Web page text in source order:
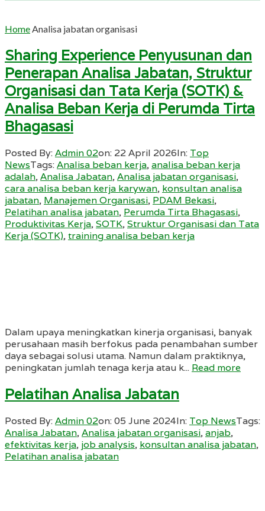
HomeAnalisa jabatan organisasi
Sharing Experience Penyusunan dan
Penerapan Analisa Jabatan, Struktur
Organisasi dan Tata Kerja (SOTK) &
Analisa Beban Kerja di Perumda Tirta
Bhagasasi
Posted By:Admin 02on: 22 April 2026In: Top
NewsTags:Analisa beban kerja,analisa beban kerja
adalah,Analisa Jabatan,Analisa jabatan organisasi,
cara analisa beban kerja karywan, konsultan analisa
jabatan, Manajemen Organisasi, PDAM Bekasi,
Pelatihan analisa jabatan, Perumda Tirta Bhagasasi,
Produktivitas Kerja,SOTK,Struktur Organisasi dan Tata
Kerja (SOTK),training analisa beban kerja
Dalam upaya meningkatkan kinerja organisasi, banyak
perusahaan masih berfokus pada penambahan sumber
daya sebagai solusi utama. Namun dalam praktiknya,
peningkatan jumlah tenaga kerja atau k... Read more
Pelatihan Analisa Jabatan
Posted By:Admin 02on:05 June 2024In: Top NewsTags:
Analisa Jabatan,Analisa jabatan organisasi,anjab,
efektivitas kerja, job analysis, konsultan analisa jabatan,
Pelatihan analisa jabatan